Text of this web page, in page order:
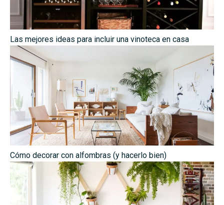
Las mejores ideas para incluir una vinoteca en casa
Cómo decorar con alfombras (y hacerlo bien)